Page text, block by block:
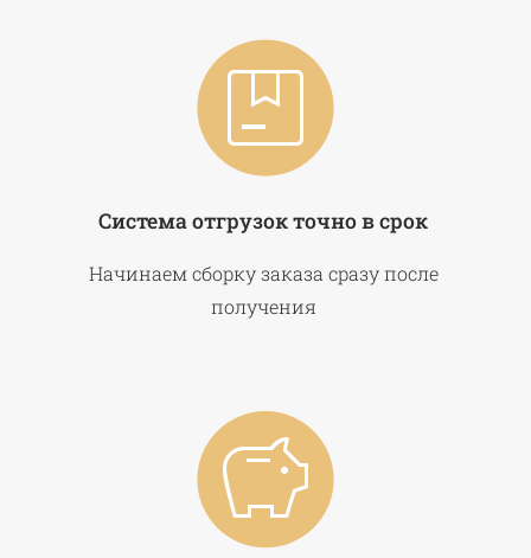
Система отгрузок точно в срок
Начинаем сборку заказа сразу после
получения